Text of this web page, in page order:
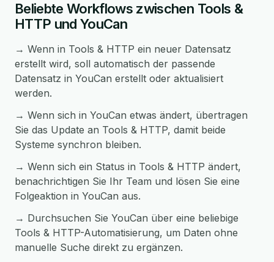
Beliebte Workflows zwischen Tools &
HTTP und YouCan
→ Wenn in Tools & HTTP ein neuer Datensatz
erstellt wird, soll automatisch der passende
Datensatz in YouCan erstellt oder aktualisiert
werden.
→ Wenn sich in YouCan etwas ändert, übertragen
Sie das Update an Tools & HTTP, damit beide
Systeme synchron bleiben.
→ Wenn sich ein Status in Tools & HTTP ändert,
benachrichtigen Sie Ihr Team und lösen Sie eine
Folgeaktion in YouCan aus.
→ Durchsuchen Sie YouCan über eine beliebige
Tools & HTTP-Automatisierung, um Daten ohne
manuelle Suche direkt zu ergänzen.